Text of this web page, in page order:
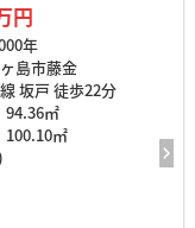
円
年
島市藤金
坂戸 徒歩22分
94.36㎡
100.10㎡